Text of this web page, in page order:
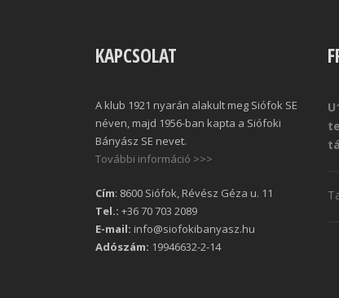
KAPCSOLAT
A klub 1921 nyarán alakult meg Siófok SE
néven, majd 1956-ban kapta a Siófoki
Bányász SE nevet.
További információ >>>
Cím: 8600 Siófok, Révész Géza u. 11
Tel.: +36 70 703 2089
E-mail: info@siofokibanyasz.hu
Adószám: 19946632-2-14